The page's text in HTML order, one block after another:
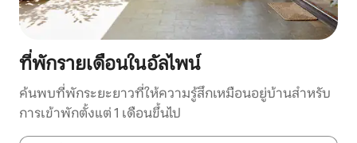
ที่พักรายเดือนในอัลไพน์
ค้นพบที่พักระยะยาวที่ให้ความรู้สึกเหมือนอยู่บ้านสำหรับ
การเข้าพักตั้งแต่ 1 เดือนขึ้นไป